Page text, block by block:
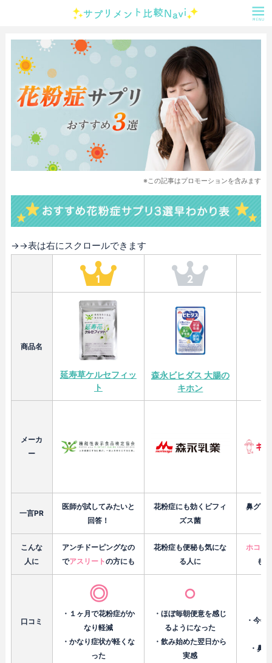
※この記事はプロモーションを含みます
→→表は右にスクロールできます
商品名
延寿草ケルセフィッ
ト
森永ビヒダス 大腸の
キホン
メーカ
ー
一言PR
医師が試してみたいと
回答！
花粉症にも効くビフィ
ズス菌
鼻グズ
こんな
人に
アンチドーピングなの
でアスリートの方にも
花粉症も便秘も気にな
る人に
ホコリ
も
口コミ
◎
・１ヶ月で花粉症がか
なり軽減
・かなり症状が軽くな
った
○
・ほぼ毎朝便意を感じ
るようになった
・飲み始めた翌日から
実感
・今年
・鼻